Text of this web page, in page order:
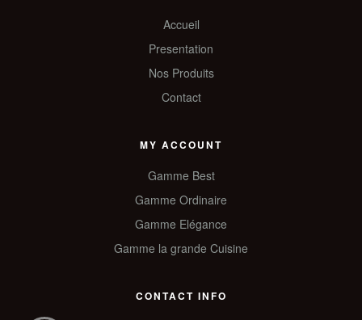
Accueil
Presentation
Nos Produits
Contact
MY ACCOUNT
Gamme Best
Gamme Ordinaire
Gamme Elégance
Gamme la grande Cuisine
CONTACT INFO